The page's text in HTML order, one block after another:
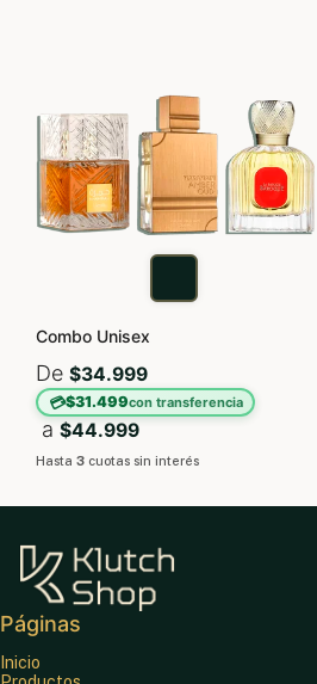
Combo Unisex
De $34.999
💳$31.499con transferencia
a $44.999
Hasta 3 cuotas sin interés
Páginas
Inicio